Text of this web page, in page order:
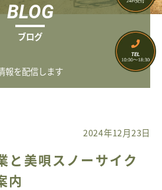
BLOG
ブログ
報を配信します
2024年12月23日
と美唄スノーサイク
内